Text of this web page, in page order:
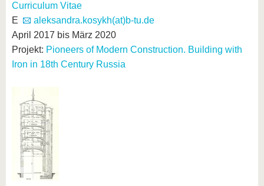
Curriculum Vitae
E
aleksandra.kosykh(at)b-tu.de
April 2017 bis März 2020
Projekt: Pioneers of Modern Construction. Building with
Iron in 18th Century Russia